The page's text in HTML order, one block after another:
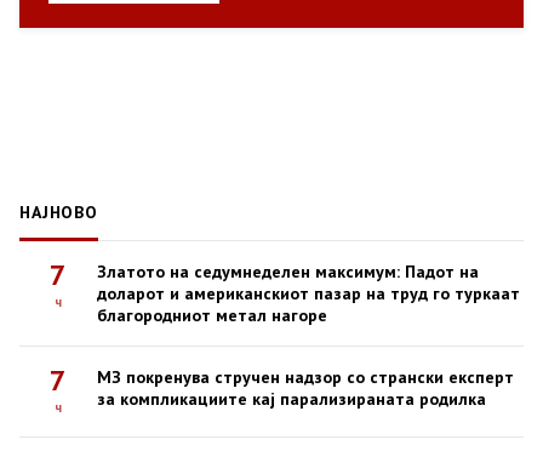
НАЈНОВО
7
ч
Златото на седумнеделен максимум: Падот на
доларот и американскиот пазар на труд го туркаат
благородниот метал нагоре
7
ч
МЗ покренува стручен надзор со странски експерт
за компликациите кај парализираната родилка